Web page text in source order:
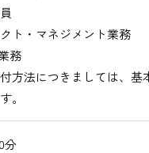
ト・マネジメント業務
務
方法につきましては、基
。
分